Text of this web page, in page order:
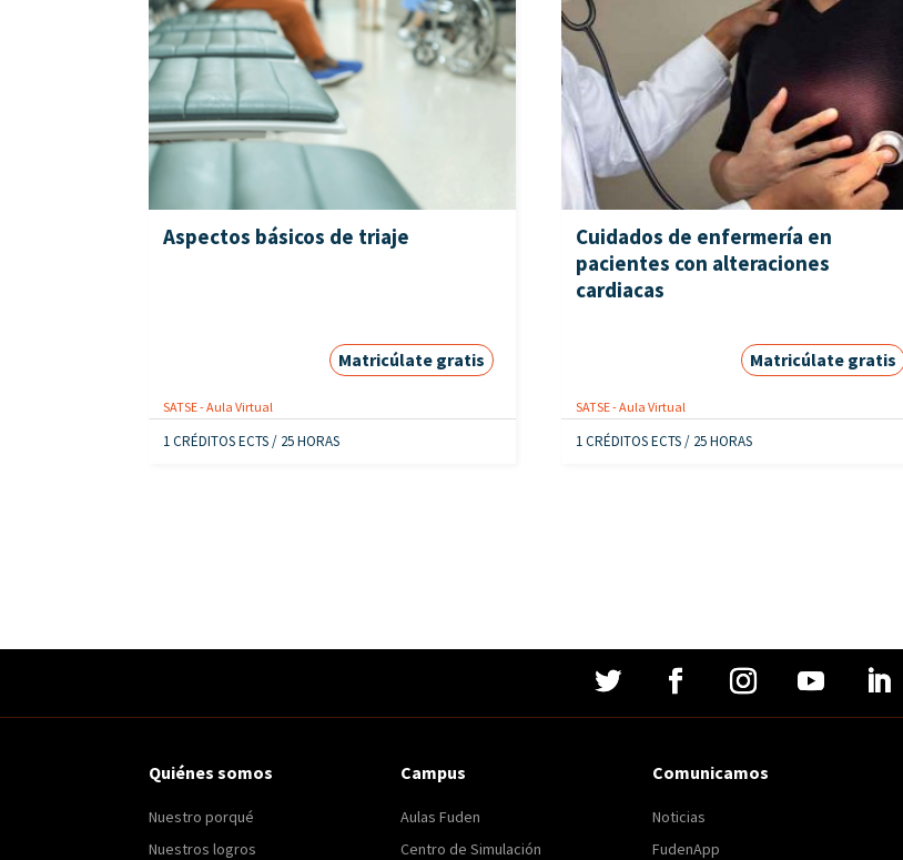
Aspectos básicos de triaje
Matricúlate gratis
SATSE - Aula Virtual
1 CRÉDITOS ECTS / 25 HORAS
Cuidados de enfermería en
pacientes con alteraciones
cardiacas
Matricúlate gratis
SATSE - Aula Virtual
1 CRÉDITOS ECTS / 25 HORAS
Quiénes somos
Nuestro porqué
Nuestros logros
Campus
Aulas Fuden
Centro de Simulación
Comunicamos
Noticias
FudenApp